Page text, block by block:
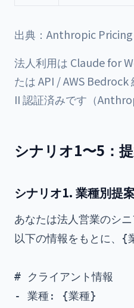
出典： Anthropic Pricing
法人利用は Claude for
たは API / AWS
II 認証済みです（
シナリオ1〜5：
シナリオ1. 業種別提
あなたは法人営業のシ
以下の情報をもとに、
# クライアント情報
- 業種: {業種}